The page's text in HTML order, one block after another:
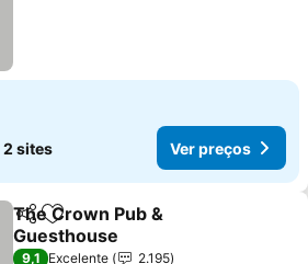
2 sites Ver preços
PartilharAdicionar aos favoritos
The Crown Pub &
Guesthouse
Ver preços
9,1 Excelente
2.195